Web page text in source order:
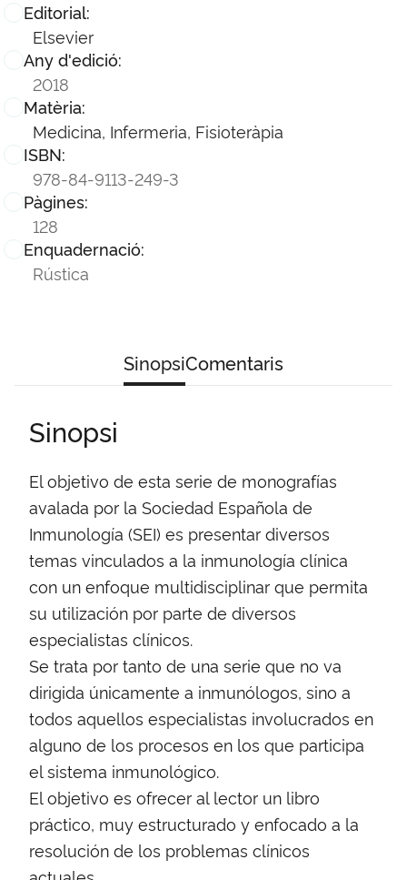
Editorial:
Elsevier
Any d'edició:
2018
Matèria:
Medicina, Infermeria, Fisioteràpia
ISBN:
978-84-9113-249-3
Pàgines:
128
Enquadernació:
Rústica
SinopsiComentaris
Sinopsi
El objetivo de esta serie de monografías
avalada por la Sociedad Española de
Inmunología (SEI) es presentar diversos
temas vinculados a la inmunología clínica
con un enfoque multidisciplinar que permita
su utilización por parte de diversos
especialistas clínicos.
Se trata por tanto de una serie que no va
dirigida únicamente a inmunólogos, sino a
todos aquellos especialistas involucrados en
alguno de los procesos en los que participa
el sistema inmunológico.
El objetivo es ofrecer al lector un libro
práctico, muy estructurado y enfocado a la
resolución de los problemas clínicos